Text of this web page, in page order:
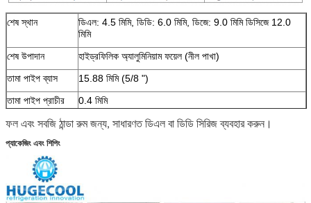
শেষ স্থান
ডিএল: 4.5 মিমি, ডিডি: 6.0 মিমি, ডিজে: 9.0 মিমি ডিসিজে 12.0
মিমি
শেষ উপাদান
হাইড্রফিলিক অ্যালুমিনিয়াম ফয়েল (নীল পাখা)
তামা পাইপ ব্যাস
15.88 মিমি (5/8 ")
তামা পাইপ প্রাচীর
বেধ
0.4 মিমি
Defrosting উপায়
ফল এবং সবজি ঠান্ডা রুম জন্য, সাধারণত ডিএল বা ডিডি সিরিজ ব্যবহার করুন।
প্যাকেজিং এবং শিপিং